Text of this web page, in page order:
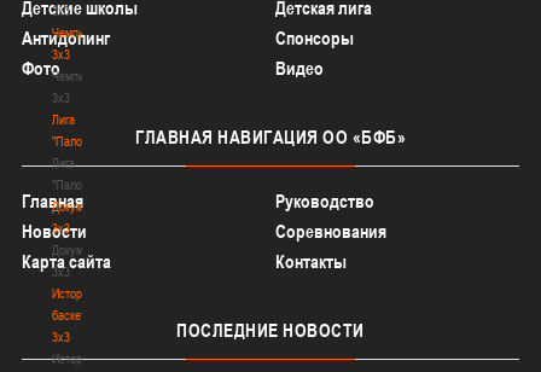
3x3
Чемпионат
3х3
Чемпионат
3х3
Лига
"Палова"
Лига
"Палова"
Документы
3х3
Документы
3х3
История
баскетбола
3х3
История
Детские школы
Детская лига
Антидопинг
Спонсоры
Фото
Видео
ГЛАВНАЯ НАВИГАЦИЯ ОО «БФБ»
Главная
Руководство
Новости
Соревнования
Карта сайта
Контакты
ПОСЛЕДНИЕ НОВОСТИ